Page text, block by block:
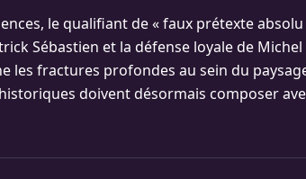
le qualifiant de « faux prétexte absolu
Sébastien et la défense loyale de
les fractures profondes au sein du
doivent désormais composer